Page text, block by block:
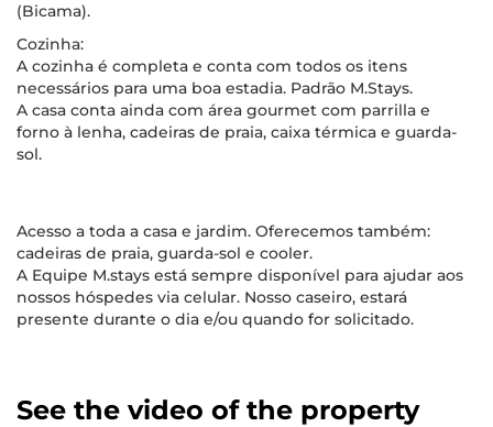
(Bicama).
Cozinha:
A cozinha é completa e conta com todos os itens
necessários para uma boa estadia. Padrão M.Stays.
A casa conta ainda com área gourmet com parrilla e
forno à lenha, cadeiras de praia, caixa térmica e guarda-
sol.
Acesso a toda a casa e jardim. Oferecemos também:
cadeiras de praia, guarda-sol e cooler.
A Equipe M.stays está sempre disponível para ajudar aos
nossos hóspedes via celular. Nosso caseiro, estará
presente durante o dia e/ou quando for solicitado.
See the video of the property